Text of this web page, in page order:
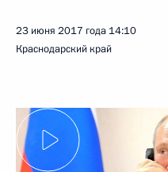
23 июня 2017 года 14:10
Краснодарский край